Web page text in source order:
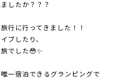
したか？？？
行に行ってきました！！
ブしたり、
でした😳✨
一宿泊できるグランピングで